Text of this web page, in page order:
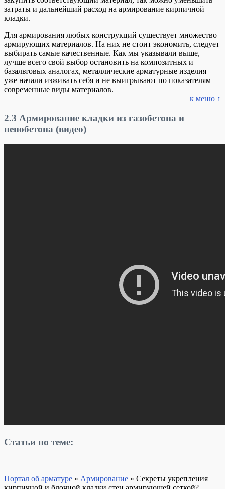
затраты и дальнейший расход на армирование кирпичной
кладки.
Для армирования любых конструкций существует множество
армирующих материалов. На них не стоит экономить, следует
выбирать самые качественные. Как мы указывали выше,
лучше всего свой выбор остановить на композитных и
базальтовых аналогах, металлические арматурные изделия
уже начали изживать себя и не выигрывают по показателям
современные виды материалов.
к меню ↑
2.3 Армирование кладки из газобетона и
пенобетона (видео)
Статьи по теме:
Портал об арматуре » Армирование » Секреты укрепления